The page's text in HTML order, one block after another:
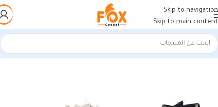
Skip to navigation
Skip to main content
الرئيسية/منتجات تحت الوسم “كوتش عصري أسود”